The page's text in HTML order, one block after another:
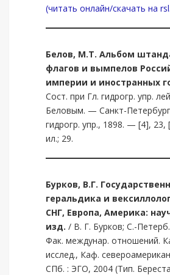
(читать онлайн/скачать на
Белов, М.Т. Альбом
флагов и вымпелов
империи и иностранных
Сост. при Гл. гидрогр. упр.
Беловым. — Санкт-
гидрогр. упр., 1898. — [4], 23,
ил.; 29.
Бурков, В.Г.
геральдика и
СНГ, Европа, Америка:
изд. / В. Г. Бурков; С.-
Фак. междунар. отношений.
исслед., Каф.
СПб. : ЭГО, 2004 (Тип.